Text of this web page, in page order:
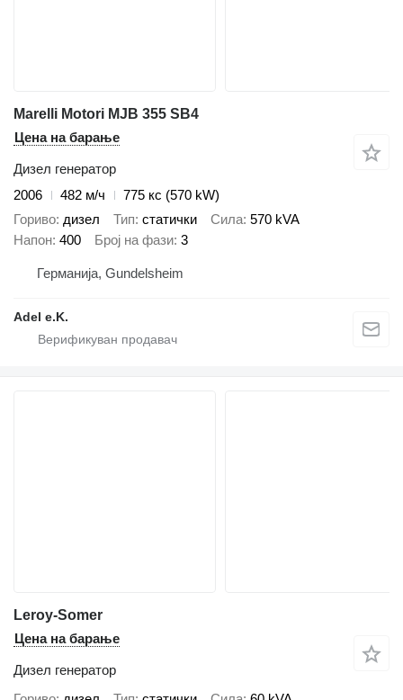
Marelli Motori MJB 355 SB4
Цена на барање
Дизел генератор
2006
482 м/ч
775 кс (570 kW)
Гориво дизел Тип статички Сила 570 kVA
Напон 400 Број на фази 3
Германија, Gundelsheim
Adel e.K.
Leroy-Somer
Цена на барање
Дизел генератор